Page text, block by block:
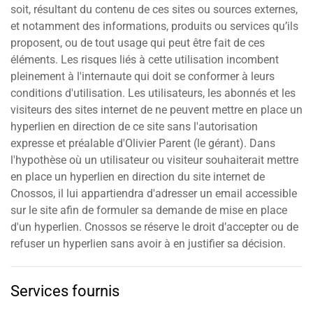
soit, résultant du contenu de ces sites ou sources externes,
et notamment des informations, produits ou services qu’ils
proposent, ou de tout usage qui peut être fait de ces
éléments. Les risques liés à cette utilisation incombent
pleinement à l'internaute qui doit se conformer à leurs
conditions d'utilisation. Les utilisateurs, les abonnés et les
visiteurs des sites internet de ne peuvent mettre en place un
hyperlien en direction de ce site sans l'autorisation
expresse et préalable d'Olivier Parent (le gérant). Dans
l'hypothèse où un utilisateur ou visiteur souhaiterait mettre
en place un hyperlien en direction du site internet de
Cnossos, il lui appartiendra d'adresser un email accessible
sur le site afin de formuler sa demande de mise en place
d'un hyperlien. Cnossos se réserve le droit d’accepter ou de
refuser un hyperlien sans avoir à en justifier sa décision.
Services fournis